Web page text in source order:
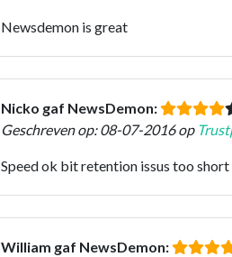
Newsdemon is great
Nicko gaf NewsDemon:
Geschreven op: 08-07-2016 op
Speed ok bit retention issus too short
William gaf NewsDemon: